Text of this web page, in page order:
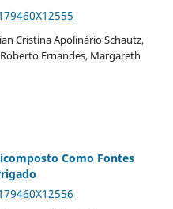
Cristina Apolinário Schautz,
Ernandes, Margareth
Como Fontes